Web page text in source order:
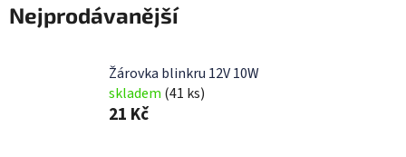
Nejprodávanější
Žárovka blinkru 12V 10W
skladem (41 ks)
21 Kč